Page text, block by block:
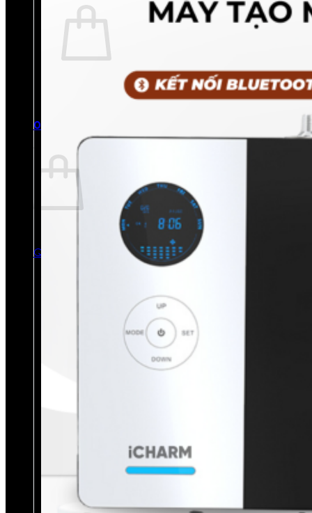
Chưa có sản phẩm trong giỏ hàng.
Quay trở lại cửa hàng
0
Giỏ hàng
Chưa có sản phẩm trong giỏ hàng.
Quay trở lại cửa hàng